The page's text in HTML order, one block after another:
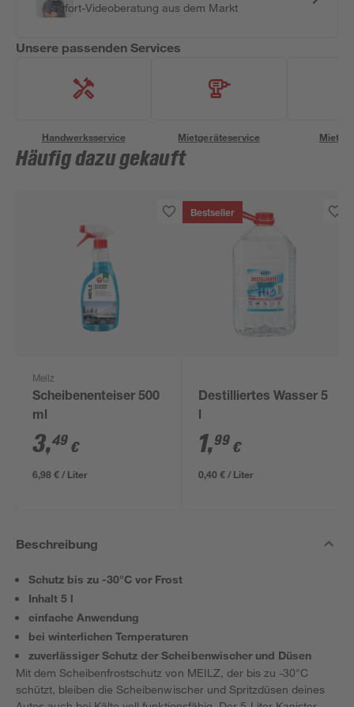
Sofort-Videoberatung aus dem Markt
Unsere passenden Services
Handwerksservice Mietgeräteservice
Häufig dazu gekauft
Meilz
Scheibenenteiser 500
ml
3,49 €
6,98 € / Liter
Bestseller
Destilliertes Wasser 5
l
1,99 €
0,40 € / Liter
Beschreibung
Schutz bis zu -30°C vor Frost
Inhalt 5 l
einfache Anwendung
bei winterlichen Temperaturen
zuverlässiger Schutz der Scheibenwischer und Düsen
Mit dem Scheibenfrostschutz von MEILZ, der bis zu -30°C
schützt, bleiben die Scheibenwischer und Spritzdüsen deines